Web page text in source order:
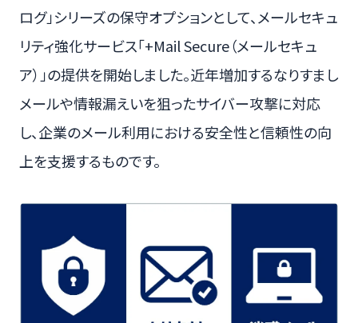
ログ」シリーズの保守オプションとして、メールセキュ
リティ強化サービス「+Mail Secure（メールセキュ
ア）」の提供を開始しました。近年増加するなりすまし
メールや情報漏えいを狙ったサイバー攻撃に対応
し、企業のメール利用における安全性と信頼性の向
上を支援するものです。